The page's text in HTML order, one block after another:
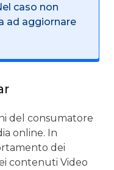
caso non
ad aggiornare
del consumatore
online. In
dei
contenuti Video